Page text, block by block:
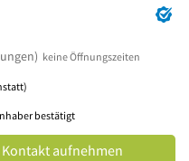
keine Öffnungszeiten
bestätigt
Kontakt aufnehmen